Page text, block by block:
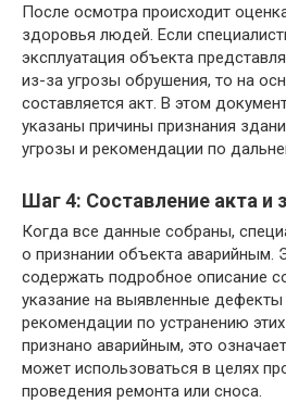
После осмотра происходит
здоровья людей. Если
эксплуатация объекта
из-за угрозы обрушения, то на
составляется акт. В этом
указаны причины признания
угрозы и рекомендации по
Шаг 4: Составление акта и
Когда все данные собраны,
о признании объекта аварийным.
содержать подробное описание
указание на выявленные дефекты
рекомендации по устранению
признано аварийным, это
может использоваться в целях
проведения ремонта или сноса.